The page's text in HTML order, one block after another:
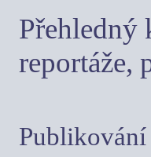
Přehledný
reportáže,
Publikování